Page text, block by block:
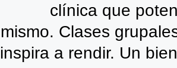
clínica que
mismo. Clases
inspira a rendir. Un